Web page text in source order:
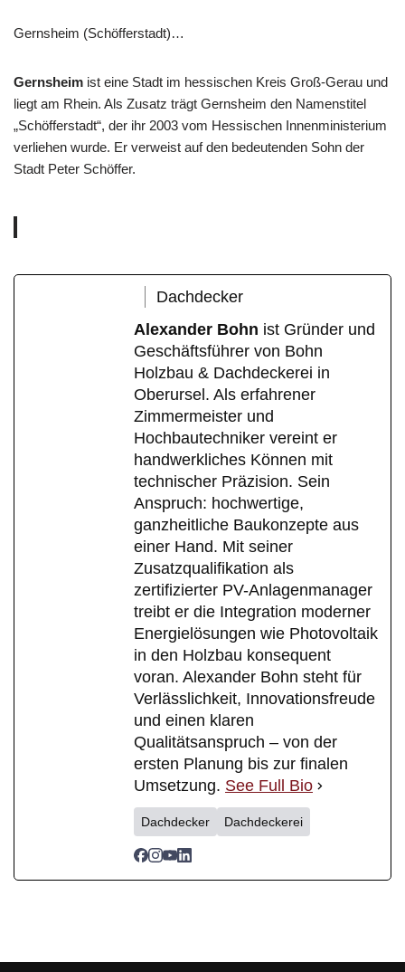
Gernsheim (Schöfferstadt)…
Gernsheim ist eine Stadt im hessischen Kreis Groß-Gerau und
liegt am Rhein. Als Zusatz trägt Gernsheim den Namenstitel
„Schöfferstadt“, der ihr 2003 vom Hessischen Innenministerium
verliehen wurde. Er verweist auf den bedeutenden Sohn der
Stadt Peter Schöffer.
Dachdecker
Alexander Bohn ist Gründer und
Geschäftsführer von Bohn
Holzbau & Dachdeckerei in
Oberursel. Als erfahrener
Zimmermeister und
Hochbautechniker vereint er
handwerkliches Können mit
technischer Präzision. Sein
Anspruch: hochwertige,
ganzheitliche Baukonzepte aus
einer Hand. Mit seiner
Zusatzqualifikation als
zertifizierter PV-Anlagenmanager
treibt er die Integration moderner
Energielösungen wie Photovoltaik
in den Holzbau konsequent
voran. Alexander Bohn steht für
Verlässlichkeit, Innovationsfreude
und einen klaren
Qualitätsanspruch – von der
ersten Planung bis zur finalen
Umsetzung. See Full Bio
Dachdecker Dachdeckerei